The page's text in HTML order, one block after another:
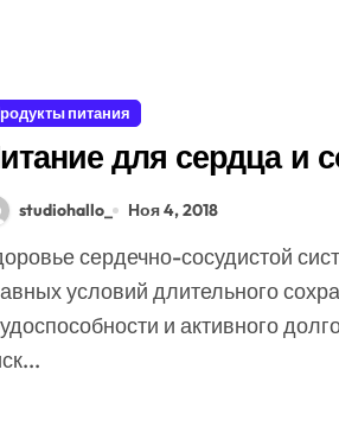
питания
для сердца и
studiohallo_ Ноя 4, 2018
условий длительного
и активного